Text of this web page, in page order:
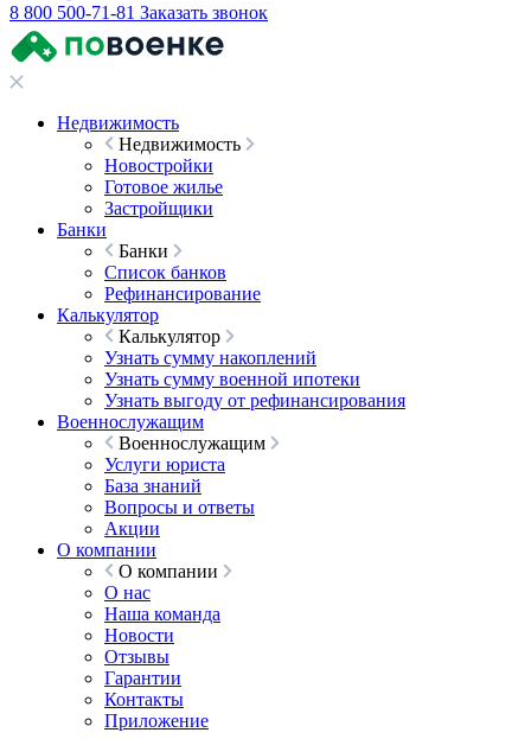
8 800 500-71-81 Заказать звонок
Недвижимость
Недвижимость
Новостройки
Готовое жилье
Застройщики
Банки
Банки
Список банков
Рефинансирование
Калькулятор
Калькулятор
Узнать сумму накоплений
Узнать сумму военной ипотеки
Узнать выгоду от рефинансирования
Военнослужащим
Военнослужащим
Услуги юриста
База знаний
Вопросы и ответы
Акции
О компании
О компании
О нас
Наша команда
Новости
Отзывы
Гарантии
Контакты
Приложение